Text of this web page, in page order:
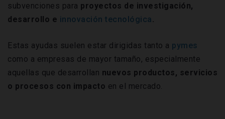
subvenciones para proyectos de investigación,
desarrollo e innovación tecnológica
Estas ayudas suelen estar dirigidas tanto a pymes
como a empresas de mayor tamaño, especialmente
aquellas que desarrollan nuevos productos, servicios
o procesos con impacto en el mercado.